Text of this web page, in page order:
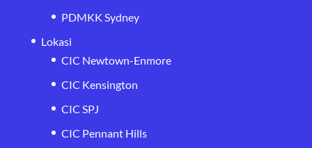
PDMKK Sydney
Lokasi
CIC Newtown-Enmore
CIC Kensington
CIC SPJ
CIC Pennant Hills